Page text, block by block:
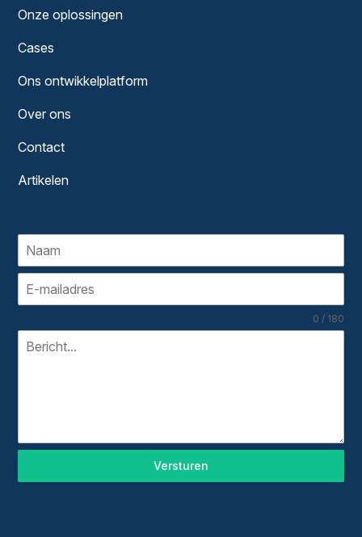
Onze oplossingen
Cases
Ons ontwikkelplatform
Over ons
Contact
Artikelen
0 / 180
Versturen